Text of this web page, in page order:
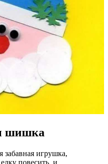
шишка
забавная игрушка,
повесить, и